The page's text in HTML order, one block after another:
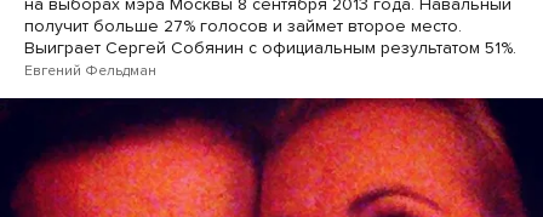
на выборах мэра Москвы 8 сентября 2013 года. Навальный
получит больше 27% голосов и займет второе место.
Выиграет Сергей Собянин с официальным результатом 51%.
Евгений Фельдман